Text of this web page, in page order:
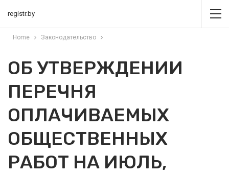
registr.by
Home Законодательство
ОБ УТВЕРЖДЕНИИ
ПЕРЕЧНЯ
ОПЛАЧИВАЕМЫХ
ОБЩЕСТВЕННЫХ
РАБОТ НА ИЮЛЬ,